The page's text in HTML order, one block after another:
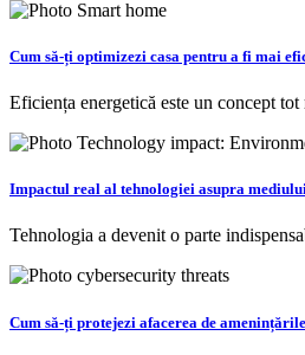
Cum să-ți optimizezi casa pentru a fi mai
Eficiența energetică este un concept
Impactul real al tehnologiei asupra
Tehnologia a devenit o parte
Cum să-ți protejezi afacerea de